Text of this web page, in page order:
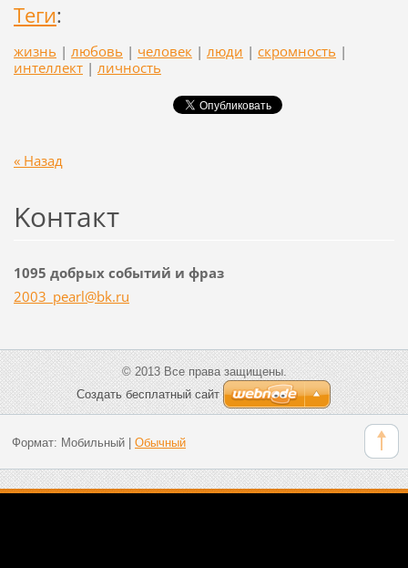
Теги:
жизнь | любовь | человек | люди | скромность |
интеллект | личность
« Назад
Koнтакт
1095 добрых событий и фраз
2003_pearl@bk.ru
© 2013 Все права защищены.
Создать бесплатный сайт
Формат: Мобильный| Обычный